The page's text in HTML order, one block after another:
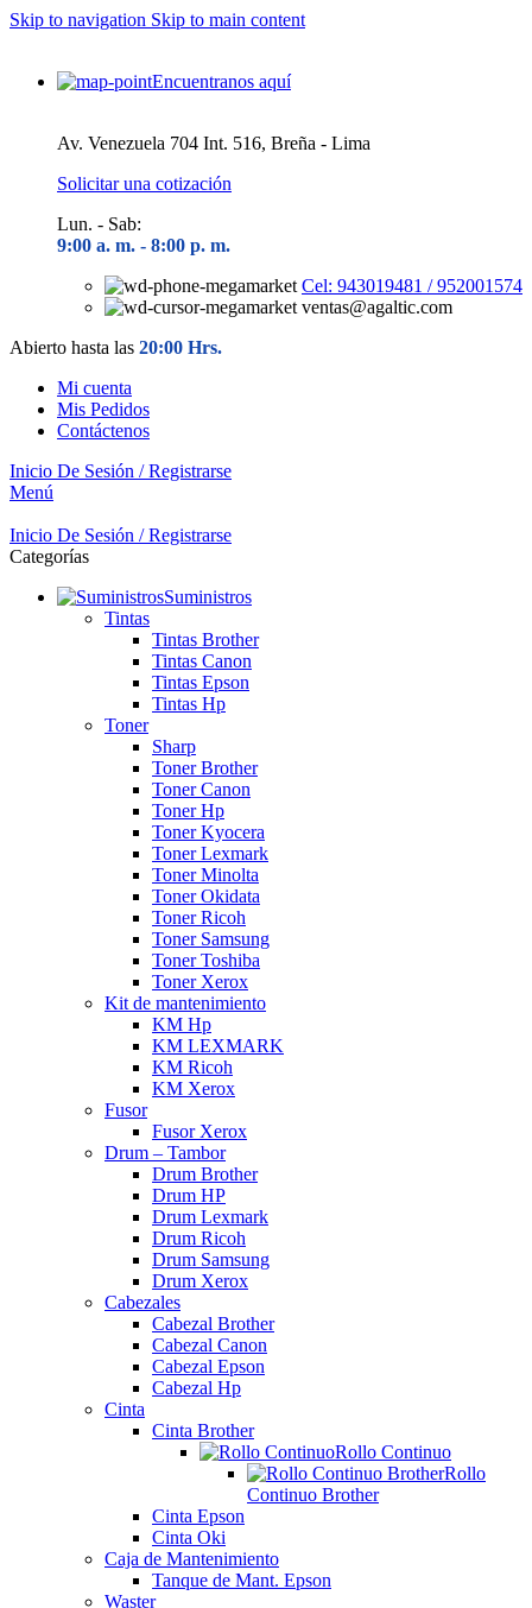
Skip to navigation Skip to main content
Encuentranos aquí
Av. Venezuela 704 Int. 516, Breña - Lima
Solicitar una cotización
Lun. - Sab:
9:00 a. m. - 8:00 p. m.
Cel: 943019481 / 952001574
ventas@agaltic.com
Abierto hasta las 20:00 Hrs.
Mi cuenta
Mis Pedidos
Contáctenos
Inicio De Sesión / Registrarse
Menú
Inicio De Sesión / Registrarse
Categorías
Suministros
Tintas
Tintas Brother
Tintas Canon
Tintas Epson
Tintas Hp
Toner
Sharp
Toner Brother
Toner Canon
Toner Hp
Toner Kyocera
Toner Lexmark
Toner Minolta
Toner Okidata
Toner Ricoh
Toner Samsung
Toner Toshiba
Toner Xerox
Kit de mantenimiento
KM Hp
KM LEXMARK
KM Ricoh
KM Xerox
Fusor
Fusor Xerox
Drum – Tambor
Drum Brother
Drum HP
Drum Lexmark
Drum Ricoh
Drum Samsung
Drum Xerox
Cabezales
Cabezal Brother
Cabezal Canon
Cabezal Epson
Cabezal Hp
Cinta
Cinta Brother
Rollo Continuo
Rollo
Continuo Brother
Cinta Epson
Cinta Oki
Caja de Mantenimiento
Tanque de Mant. Epson
Waster